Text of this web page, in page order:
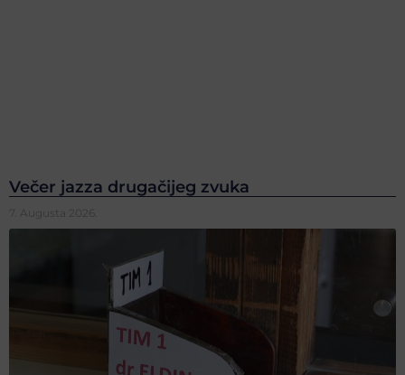
Večer jazza drugačijeg zvuka
7. Augusta 2026.